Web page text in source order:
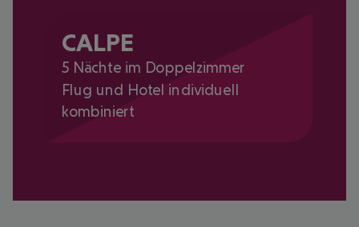
CALPE
5 Nächte im Doppelzimmer
Flug und Hotel individuell
kombiniert